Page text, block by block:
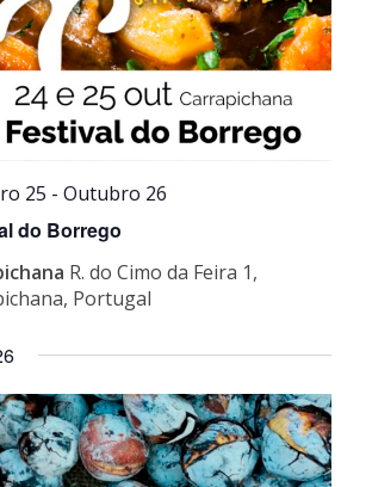
do Borrego
25 - Outubro 26
R. do Cimo da Feira 1,
Portugal